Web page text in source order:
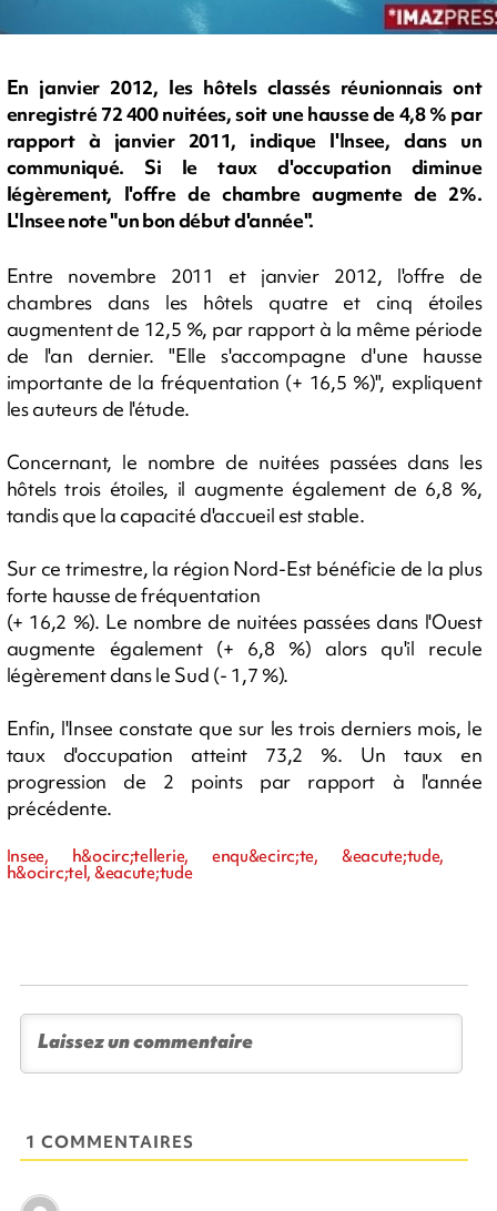
En janvier 2012, les hôtels classés réunionnais ont
enregistré 72 400 nuitées, soit une hausse de 4,8 % par
rapport à janvier 2011, indique l'Insee, dans un
communiqué. Si le taux d'occupation diminue
légèrement, l'offre de chambre augmente de 2%.
L'Insee note "un bon début d'année".
Entre novembre 2011 et janvier 2012, l'offre de
chambres dans les hôtels quatre et cinq étoiles
augmentent de 12,5 %, par rapport à la même période
de l'an dernier. "Elle s'accompagne d'une hausse
importante de la fréquentation (+ 16,5 %)", expliquent
les auteurs de l'étude.
Concernant, le nombre de nuitées passées dans les
hôtels trois étoiles, il augmente également de 6,8 %,
tandis que la capacité d'accueil est stable.
Sur ce trimestre, la région Nord-Est bénéficie de la plus
forte hausse de fréquentation
(+ 16,2 %). Le nombre de nuitées passées dans l'Ouest
augmente également (+ 6,8 %) alors qu'il recule
légèrement dans le Sud (- 1,7 %).
Enfin, l'Insee constate que sur les trois derniers mois, le
taux d'occupation atteint 73,2 %. Un taux en
progression de 2 points par rapport à l'année
précédente.
Insee, h&ocirc;tellerie, enqu&ecirc;te, &eacute;tude,
h&ocirc;tel, &eacute;tude
1 COMMENTAIRES